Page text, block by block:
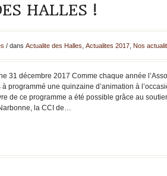
HALLES !
/ dans Actualite des Halles Actualites 2017, Nos
31 décembre 2017 Comme chaque année
programmé une quinzaine d’animation à
de ce programme a été possible grâce au
la CCI de…